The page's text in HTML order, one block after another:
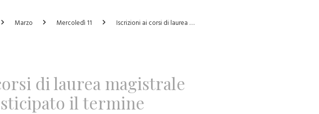
Marzo Mercoledì 11 Iscrizioni ai corsi di laurea …
di laurea magistrale
il termine